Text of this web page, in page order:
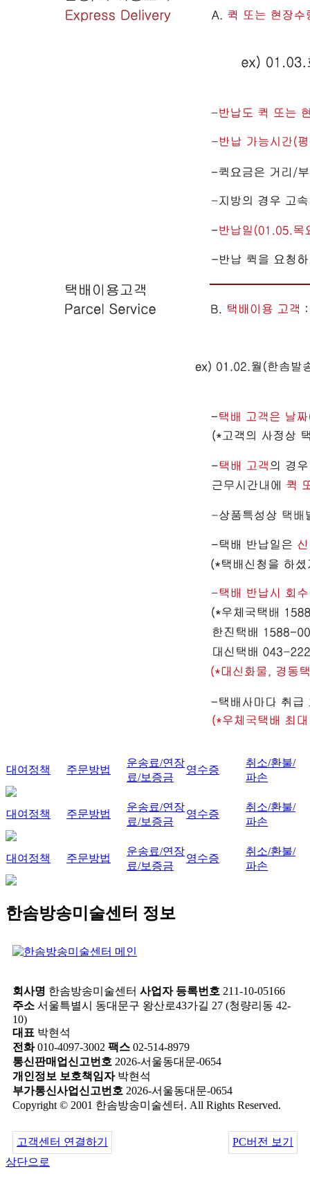
대여정책 주문방법
운송료/연장
료/보증금
영수증
취소/환불/
파손
대여정책 주문방법
운송료/연장
료/보증금
영수증
취소/환불/
파손
대여정책 주문방법
운송료/연장
료/보증금
영수증
취소/환불/
파손
한솜방송미술센터 정보
회사명 한솜방송미술센터 사업자 등록번호 211-10-05166
주소 서울특별시 동대문구 왕산로43가길 27 (청량리동 42-
10)
대표 박현석
전화010-4097-3002 팩스 02-514-8979
통신판매업신고번호 2026-서울동대문-0654
개인정보 보호책임자박현석
부가통신사업신고번호 2026-서울동대문-0654
Copyright © 2001 한솜방송미술센터. All Rights Reserved.
고객센터 연결하기
PC버전 보기
상단으로